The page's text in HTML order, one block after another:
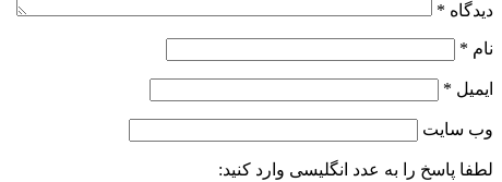
دیدگاه *
نام *
ایمیل *
وب‌ سایت
لطفا پاسخ را به عدد انگلیسی وارد کنید: